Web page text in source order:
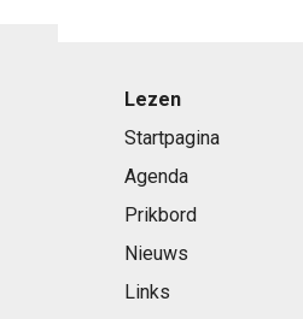
Lezen
Startpagina
Agenda
Prikbord
Nieuws
Links